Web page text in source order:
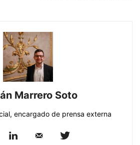
Marrero Soto
encargado de prensa externa